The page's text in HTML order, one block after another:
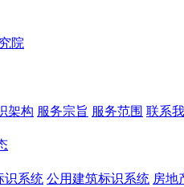
架构 服务宗旨 服务范围 联系
识系统 公用建筑标识系统 房地